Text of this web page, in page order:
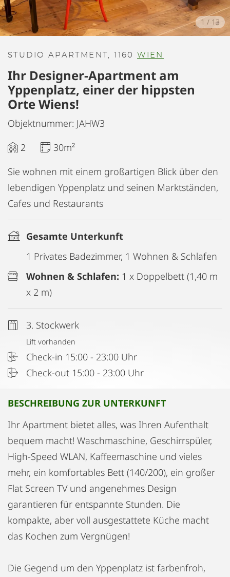
1 / 13
STUDIO APARTMENT, 1160 WIEN
Ihr Designer-Apartment am
Yppenplatz, einer der hippsten
Orte Wiens!
Objektnummer: JAHW3
2
30m²
Sie wohnen mit einem großartigen Blick über den
lebendigen Yppenplatz und seinen Marktständen,
Cafes und Restaurants
Gesamte Unterkunft
1 Privates Badezimmer, 1 Wohnen & Schlafen
Wohnen & Schlafen: 1 x Doppelbett (1,40 m
x 2 m)
3. Stockwerk
Lift vorhanden
Check-in 15:00 - 23:00 Uhr
Check-out 15:00 - 23:00 Uhr
BESCHREIBUNG ZUR UNTERKUNFT
Ihr Apartment bietet alles, was Ihren Aufenthalt
bequem macht! Waschmaschine, Geschirrspüler,
High-Speed WLAN, Kaffeemaschine und vieles
mehr, ein komfortables Bett (140/200), ein großer
Flat Screen TV und angenehmes Design
garantieren für entspannte Stunden. Die
kompakte, aber voll ausgestattete Küche macht
das Kochen zum Vergnügen!
Die Gegend um den Yppenplatz ist farbenfroh,